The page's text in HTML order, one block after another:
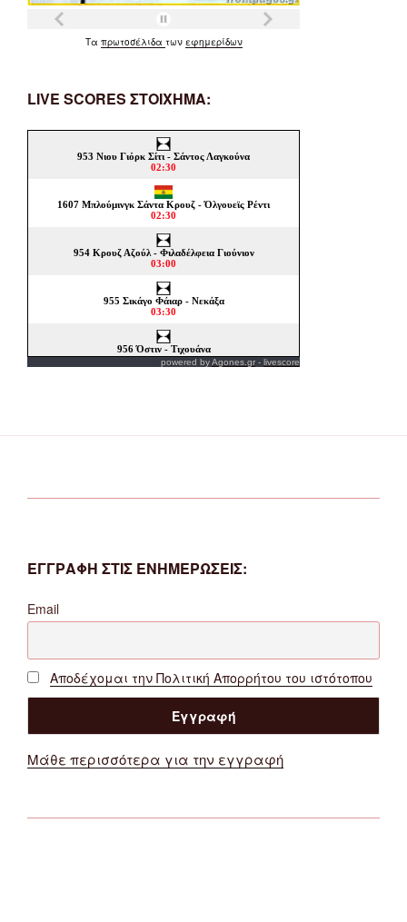
Τα πρωτοσέλιδα των εφημερίδων
LIVE SCORES ΣΤΟΙΧΗΜΑ:
powered byAgones.gr - livescore
ΕΓΓΡΑΦΗ ΣΤΙΣ ΕΝΗΜΕΡΩΣΕΙΣ:
Email
Αποδέχομαι την Πολιτική Απορρήτου του ιστότοπου
Μάθε περισσότερα για την εγγραφή